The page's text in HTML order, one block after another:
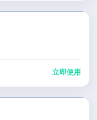
立即使用